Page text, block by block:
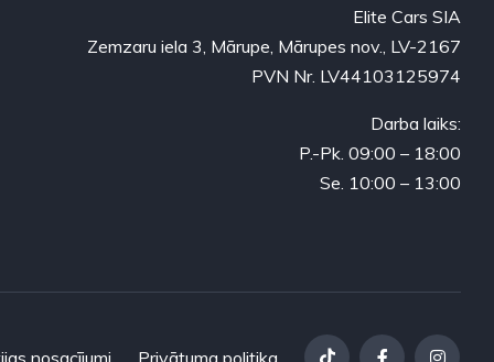
Elite Cars SIA
Zemzaru iela 3, Mārupe, Mārupes nov., LV-2167
PVN Nr. LV44103125974
Darba laiks:
P.-Pk. 09:00 – 18:00
Se. 10:00 – 13:00
nosacījumi Privātuma politika